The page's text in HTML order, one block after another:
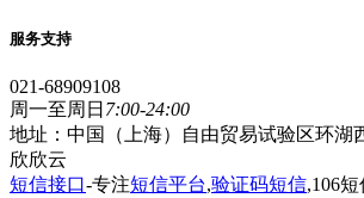
服务支持
021-68909108
周一至周日 7:00-24:00
地址：中国（上海）自由贸易试验区环湖
欣欣云
短信接口-专注短信平台,验证码短信,106